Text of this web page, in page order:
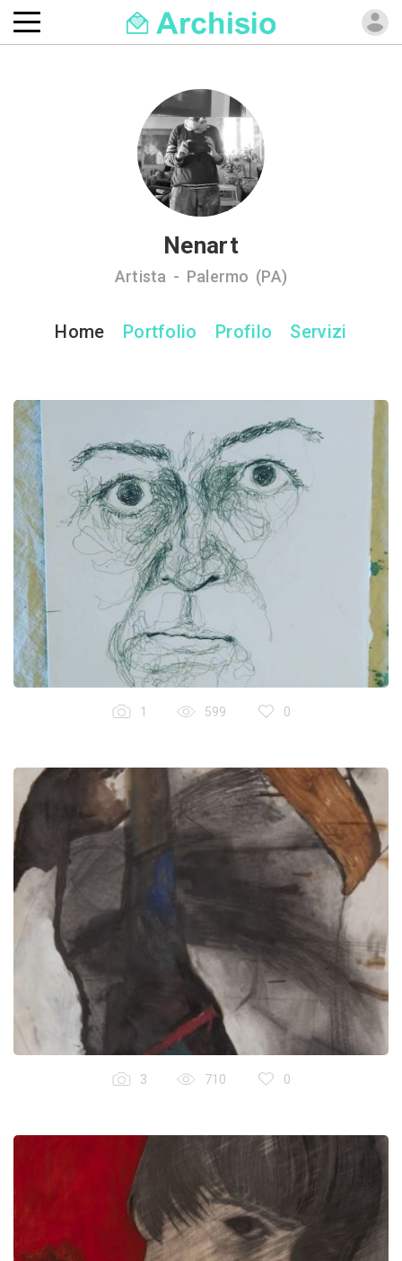
Nenart
Artista - Palermo (PA)
Home Portfolio Profilo Servizi
1 599 0
3 710 0